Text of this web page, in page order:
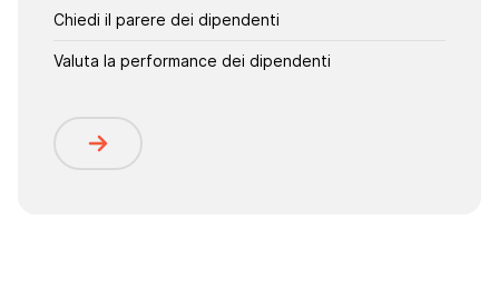
Chiedi il parere dei dipendenti
Valuta la performance dei dipendenti